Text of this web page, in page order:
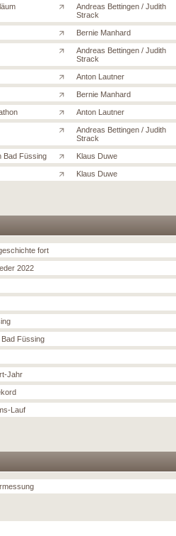
Andreas Bettingen / Judith
Strack
Bernie Manhard
Andreas Bettingen / Judith
Strack
Anton Lautner
Bernie Manhard
Anton Lautner
Andreas Bettingen / Judith
Strack
Bad Füssing Klaus Duwe
Klaus Duwe
fort
2022
Füssing
Jahr
Lauf